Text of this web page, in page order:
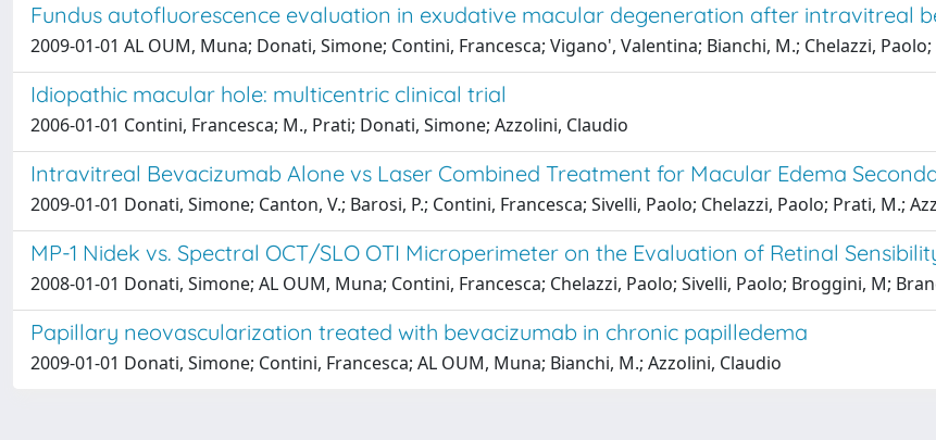
Fundus autofluorescence evaluation in exudative macular degeneration after intravitreal
2009-01-01 AL OUM, Muna; Donati, Simone; Contini, Francesca; Vigano', Valentina; Bianchi, M.; Chelazzi,
Idiopathic macular hole: multicentric clinical trial
2006-01-01 Contini, Francesca; M., Prati; Donati, Simone; Azzolini, Claudio
Intravitreal Bevacizumab Alone vs Laser Combined Treatment for Macular Edema
2009-01-01 Donati, Simone; Canton, V.; Barosi, P.; Contini, Francesca; Sivelli, Paolo; Chelazzi, Paolo; Prati, M.;
MP-1 Nidek vs. Spectral OCT/SLO OTI Microperimeter on the Evaluation of Retinal
2008-01-01 Donati, Simone; AL OUM, Muna; Contini, Francesca; Chelazzi, Paolo; Sivelli, Paolo; Broggini, M;
Papillary neovascularization treated with bevacizumab in chronic papilledema
2009-01-01 Donati, Simone; Contini, Francesca; AL OUM, Muna; Bianchi, M.; Azzolini, Claudio